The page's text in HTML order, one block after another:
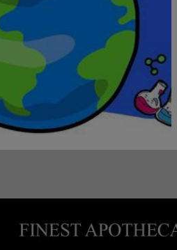
ENVOYEZ-NOUS UN
COURRIEL